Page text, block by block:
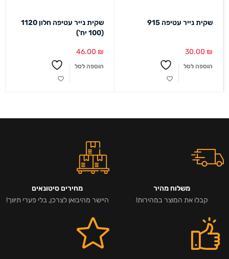
שקית נייר עטיפה 915
30.00 ₪
הוספה לסל
שקית נייר עטיפה חלון 1120
(100 יח')
46.00 ₪
הוספה לסל
משלוח מהיר
קבלו את המוצר במהירות!
מחירים סיטונאים
היישר מהיבואן לצרכן, בלי פערי תיווך!